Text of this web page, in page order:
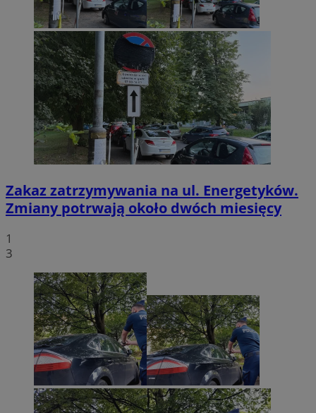
Zakaz zatrzymywania na ul. Energetyków.
Zmiany potrwają około dwóch miesięcy
1
3